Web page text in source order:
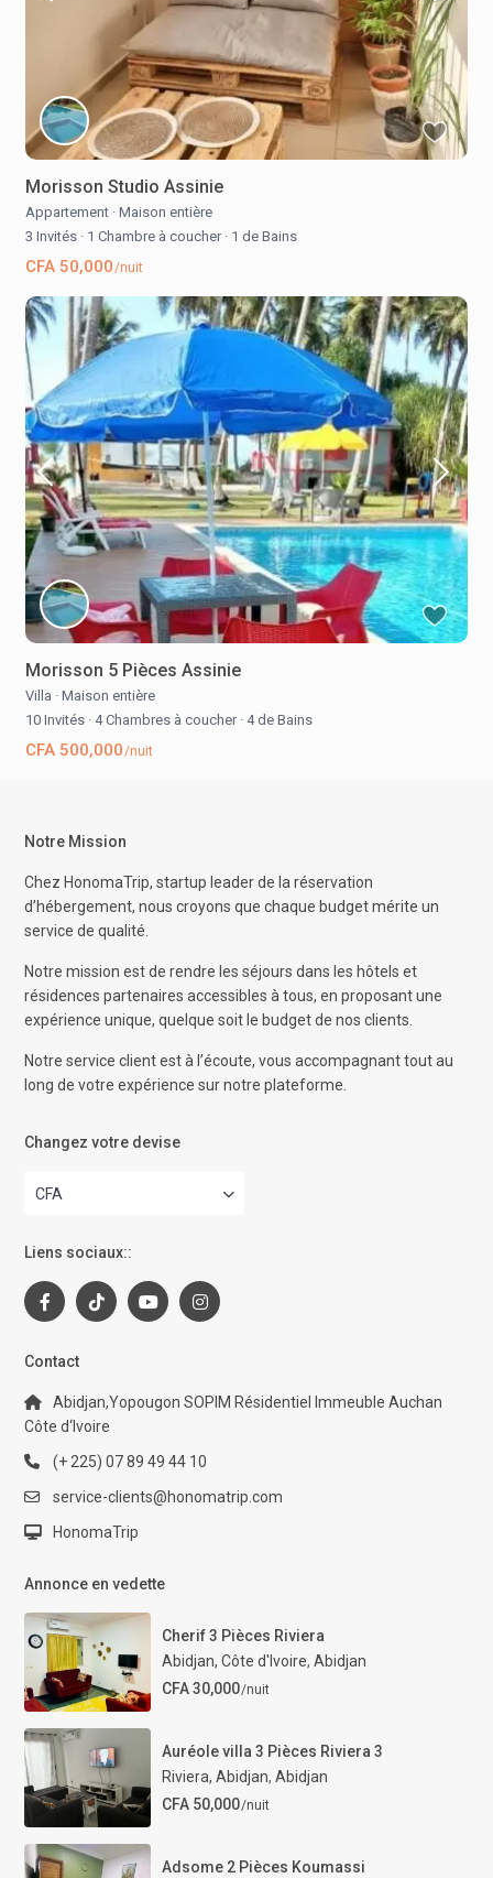
Morisson Studio Assinie
Appartement · Maison entière
3 Invités · 1 Chambre à coucher · 1 de Bains
CFA 50,000/nuit
Morisson 5 Pièces Assinie
Villa · Maison entière
10 Invités · 4 Chambres à coucher · 4 de Bains
CFA 500,000/nuit
Notre Mission
Chez HonomaTrip, startup leader de la réservation
d’hébergement, nous croyons que chaque budget mérite un
service de qualité.
Notre mission est de rendre les séjours dans les hôtels et
résidences partenaires accessibles à tous, en proposant une
expérience unique, quelque soit le budget de nos clients.
Notre service client est à l’écoute, vous accompagnant tout au
long de votre expérience sur notre plateforme.
Changez votre devise
CFA
Liens sociaux::
Contact
Abidjan,Yopougon SOPIM Résidentiel Immeuble Auchan
Côte d‘Ivoire
(+ 225) 07 89 49 44 10
service-clients@honomatrip.com
HonomaTrip
Annonce en vedette
Cherif 3 Pièces Riviera
Abidjan, Côte d'Ivoire, Abidjan
CFA 30,000/nuit
Auréole villa 3 Pièces Riviera 3
Riviera, Abidjan, Abidjan
CFA 50,000/nuit
Adsome 2 Pièces Koumassi